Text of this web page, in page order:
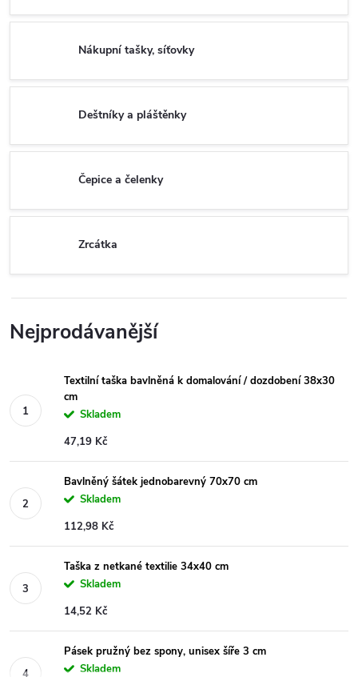
Nákupní tašky, síťovky
Deštníky a pláštěnky
Čepice a čelenky
Zrcátka
Nejprodávanější
Textilní taška bavlněná k domalování / dozdobení 38x30
cm
Skladem
47,19 Kč
Bavlněný šátek jednobarevný 70x70 cm
Skladem
112,98 Kč
Taška z netkané textilie 34x40 cm
Skladem
14,52 Kč
Pásek pružný bez spony, unisex šíře 3 cm
Skladem